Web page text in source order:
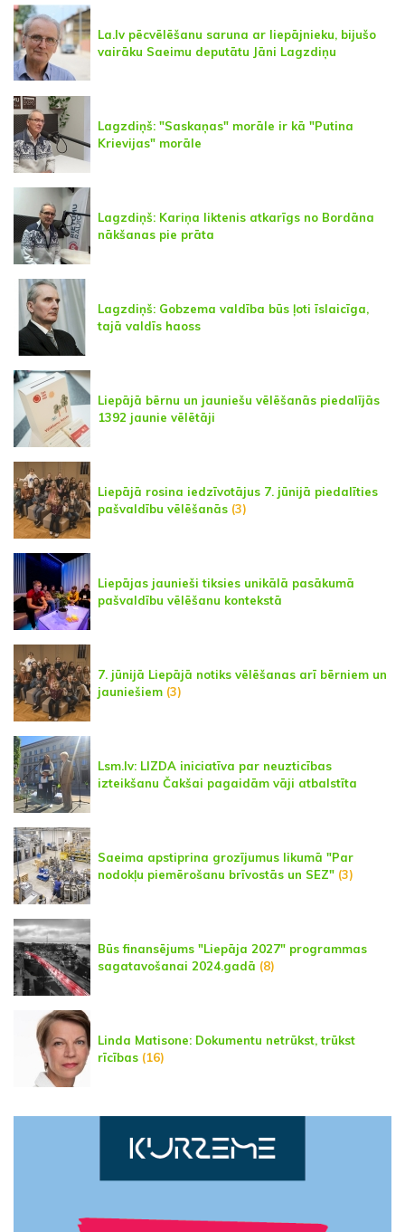
La.lv pēcvēlēšanu saruna ar liepājnieku, bijušo
vairāku Saeimu deputātu Jāni Lagzdiņu
Lagzdiņš: "Saskaņas" morāle ir kā "Putina
Krievijas" morāle
Lagzdiņš: Kariņa liktenis atkarīgs no Bordāna
nākšanas pie prāta
Lagzdiņš: Gobzema valdība būs ļoti īslaicīga,
tajā valdīs haoss
Liepājā bērnu un jauniešu vēlēšanās piedalījās
1392 jaunie vēlētāji
Liepājā rosina iedzīvotājus 7. jūnijā piedalīties
pašvaldību vēlēšanās (3)
Liepājas jaunieši tiksies unikālā pasākumā
pašvaldību vēlēšanu kontekstā
7. jūnijā Liepājā notiks vēlēšanas arī bērniem un
jauniešiem (3)
Lsm.lv: LIZDA iniciatīva par neuzticības
izteikšanu Čakšai pagaidām vāji atbalstīta
Saeima apstiprina grozījumus likumā "Par
nodokļu piemērošanu brīvostās un SEZ" (3)
Būs finansējums "Liepāja 2027" programmas
sagatavošanai 2024.gadā (8)
Linda Matisone: Dokumentu netrūkst, trūkst
rīcības (16)